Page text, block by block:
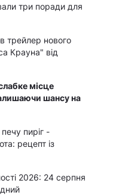
три поради для
трейлер нового
Крауна" від
місце
шансу на
пиріг -
рецепт із
2026: 24 серпня